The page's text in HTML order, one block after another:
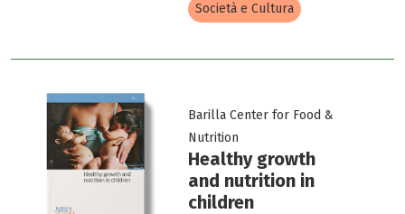
Società e Cultura
Barilla Center for Food &
Nutrition
Healthy growth
and nutrition in
children